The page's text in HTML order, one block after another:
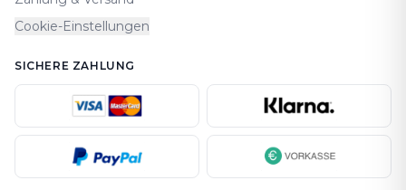
Cookie-Einstellungen
SICHERE ZAHLUNG